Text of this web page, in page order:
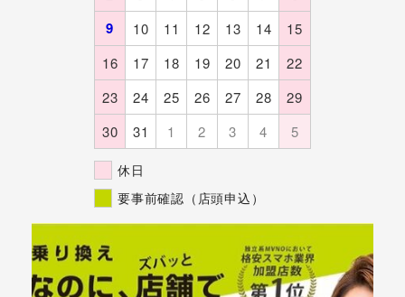
9 10 11 12 13 14
15
16
17 18 19 20 21
22
23
24 25 26 27 28
29
30
31 1 2 3 4 5
休日
要事前確認（店頭申込）